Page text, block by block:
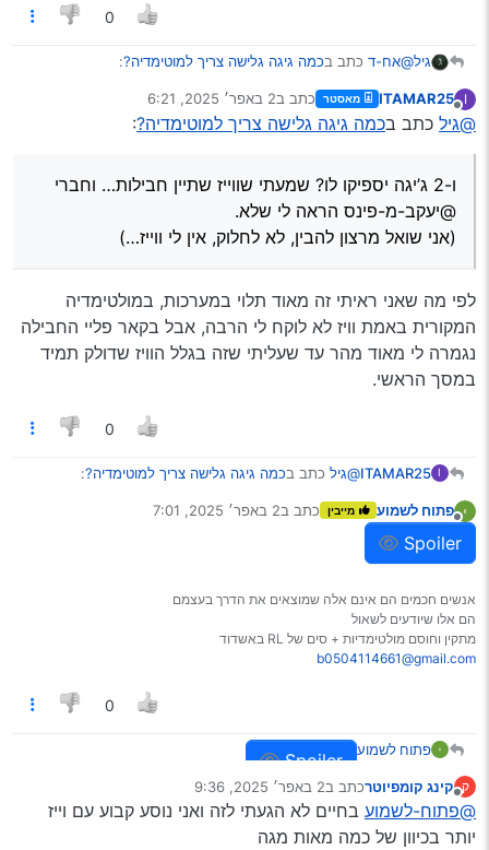
0
גיל@אח-ד כתב בכמה גיגה גלישה צריך למוטימדיה?:
משתמש בוויז,
ו-2 ג’יגה יספיקו לו? שמעתי שווייז שתיין חבילות…וחברי
@יעקב-מ-פינס הראה
(אני שואל מרצון להבין, לא לחלוק, אין לי ווייז…)
Spoiler
I
מנותק
ITAMAR25 מאסטר כתב ב2 באפר׳ 2025, 6:21
נערך לאחרונה על ידי
@גיל כתב בכמה גיגה גלישה צריך למוטימדיה?:
ו-2 ג’יגה יספיקו לו? שמעתי שווייז שתיין חבילות… וחברי
@יעקב-מ-פינס הראה לי שלא.
(אני שואל מרצון להבין, לא לחלוק, אין לי ווייז…)
לפי מה שאני ראיתי זה מאוד תלוי במערכות, במולטימדיה
המקורית באמת וויז לא לוקח לי הרבה, אבל בקאר פליי החבילה
נגמרה לי מאוד מהר עד שעליתי שזה בגלל הוויז שדולק תמיד
במסך הראשי.
0
ITAMAR25@גיל כתב בכמה גיגה גלישה צריך למוטימדיה?:
המקורית באמת וויז לא לוקח לי הרבה, אבל בקאר פליי
החבילה נגמרה לי מאוד מהר עד שעליתי שזה בגלל הוויז
שדולק תמיד במסך הראשי.
מנותק
פתוח לשמוע מייבין כתב ב2 באפר׳ 2025, 7:01
נערך לאחרונה על ידי
Spoiler
אנשים חכמים הם אינם אלה שמוצאים את הדרך בעצמם
הם אלו שיודעים לשאול
מתקין וחוסם מולטימדיות + סים של RL באשדוד
b0504114661@gmail.com
0
פתוח לשמוע Spoiler
ק קינג קומפיוטרכתב ב2 באפר׳ 2025, 9:36
נערך לאחרונה על ידי
@פתוח-לשמוע בחיים לא הגעתי לזה ואני נוסע קבוע עם וייז
יותר בכיוון של כמה מאות מגה